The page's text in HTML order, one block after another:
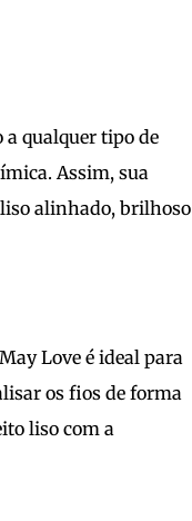
qualquer tipo de
Assim, sua
alinhado, brilhoso
Love é ideal para
os fios de forma
liso com a